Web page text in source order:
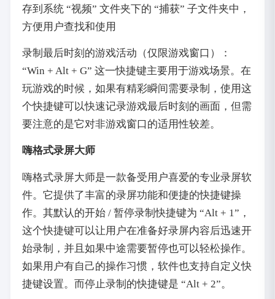
存到系统 “视频” 文件夹下的 “捕获” 子文件夹中，
方便用户查找和使用
录制最后时刻的游戏活动（仅限游戏窗口）：
“Win + Alt + G” 这一快捷键主要用于游戏场景。在
玩游戏的时候，如果有精彩瞬间需要录制，使用这
个快捷键可以快速记录游戏最后时刻的画面，但需
要注意的是它对非游戏窗口的适用性较差。
嗨格式录屏大师
嗨格式录屏大师是一款备受用户喜爱的专业录屏软
件。它提供了丰富的录屏功能和便捷的快捷键操
作。其默认的开始 / 暂停录制快捷键为 “Alt + 1”，
这个快捷键可以让用户在准备好录屏内容后迅速开
始录制，并且如果中途需要暂停也可以轻松操作。
如果用户有自己的操作习惯，软件也支持自定义快
捷键设置。而停止录制的快捷键是 “Alt + 2”。